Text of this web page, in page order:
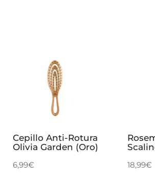
Cepillo Anti-Rotura
Olivia Garden (Oro)
6,99€ 18,99€